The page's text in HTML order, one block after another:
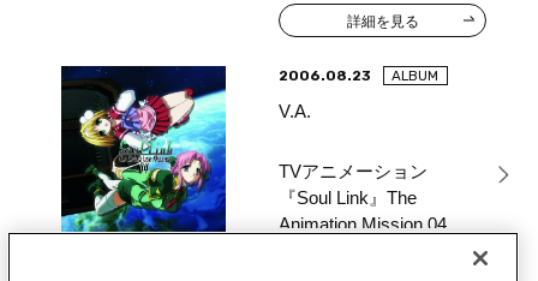
詳細を見る
2006.08.23 ALBUM
V.A.
TVアニメーション
『Soul Link』The
Animation Mission 04